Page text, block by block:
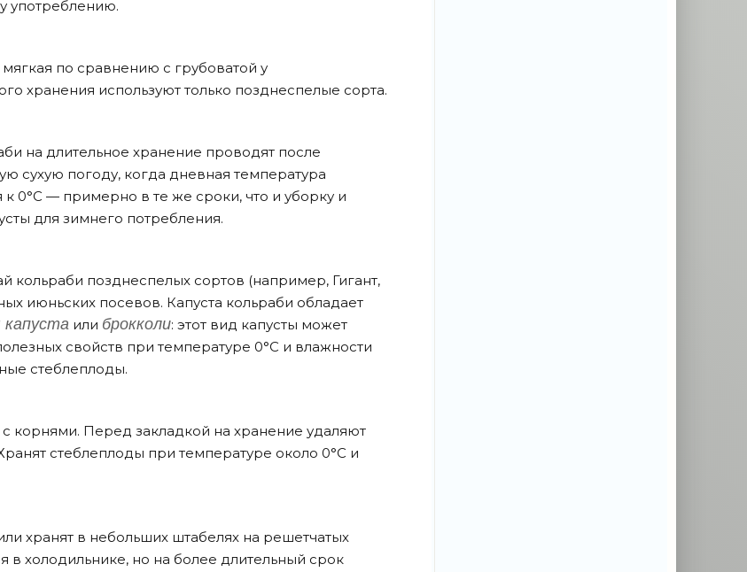
употреблению.
по сравнению с грубоватой у
хранения используют только позднеспелые сорта.
на длительное хранение проводят после
сухую погоду, когда дневная температура
к 0°C — примерно в те же сроки, что и уборку и
для зимнего потребления.
кольраби позднеспелых сортов (например, Гигант,
июньских посевов. Капуста кольраби обладает
капуста или брокколи: этот вид капусты может
свойств при температуре 0°C и влажности
стеблеплоды.
корнями. Перед закладкой на хранение удаляют
стеблеплоды при температуре около 0°C и
хранят в небольших штабелях на решетчатых
в холодильнике, но на более длительный срок